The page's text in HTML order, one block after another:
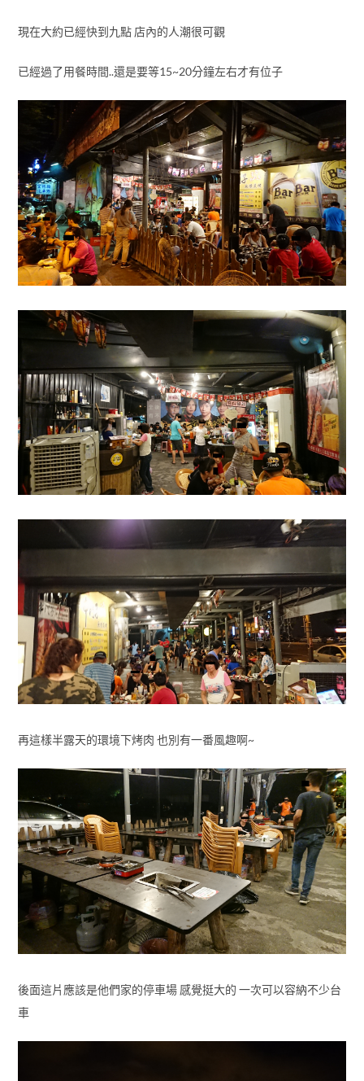
現在大約已經快到九點 店內的人潮很可觀
已經過了用餐時間..還是要等15~20分鐘左右才有位子
再這樣半露天的環境下烤肉 也別有一番風趣啊~
後面這片應該是他們家的停車場 感覺挺大的 一次可以容納不少台
車